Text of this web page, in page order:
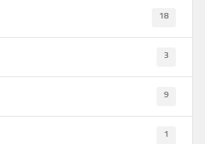
18
3
9
1